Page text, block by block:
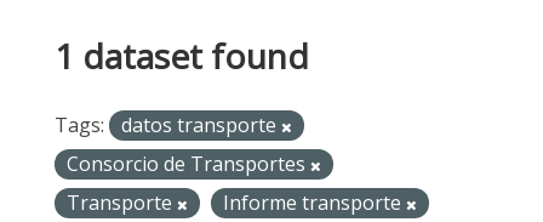
1 dataset found
Tags:
datos transporte
Consorcio de Transportes
Transporte
Informe transporte